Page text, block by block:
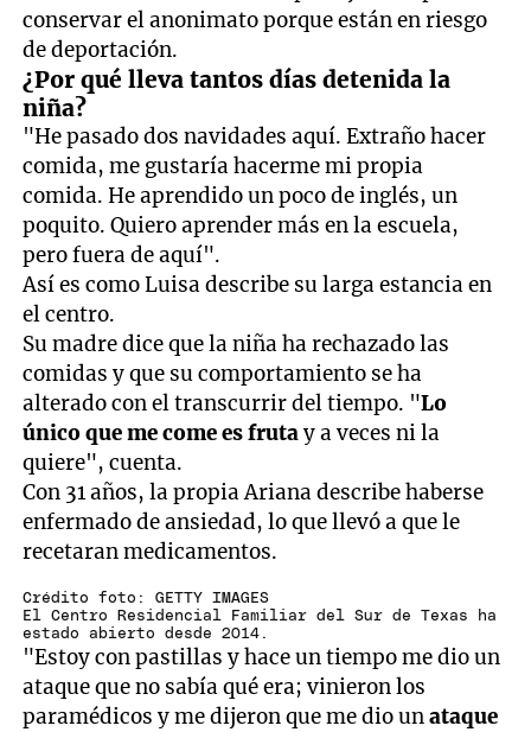
conservar el anonimato porque están en riesgo
de deportación.
¿Por qué lleva tantos días detenida la
niña?
"He pasado dos navidades aquí. Extraño hacer
comida, me gustaría hacerme mi propia
comida. He aprendido un poco de inglés, un
poquito. Quiero aprender más en la escuela,
pero fuera de aquí".
Así es como Luisa describe su larga estancia en
el centro.
Su madre dice que la niña ha rechazado las
comidas y que su comportamiento se ha
alterado con el transcurrir del tiempo. "Lo
único que me come es frutay a veces ni la
quiere", cuenta.
Con 31 años, la propia Ariana describe haberse
enfermado de ansiedad, lo que llevó a que le
recetaran medicamentos.
Crédito foto: GETTY IMAGES
El Centro Residencial Familiar del Sur de Texas ha
estado abierto desde 2014.
"Estoy con pastillas y hace un tiempo me dio un
ataque que no sabía qué era; vinieron los
paramédicos y me dijeron que me dio unataque